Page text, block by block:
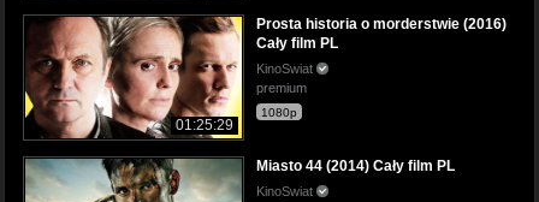
01:25:29
Prosta historia o morderstwie (2016)
Cały film PL
KinoSwiat
premium
1080p
Miasto 44 (2014) Cały film PL
KinoSwiat